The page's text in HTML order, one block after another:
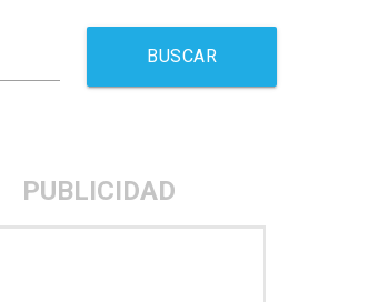
BUSCAR
PUBLICIDAD